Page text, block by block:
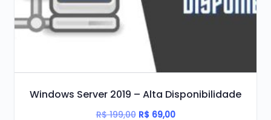
Windows Server 2019 – Alta Disponibilidade
R$199,00 O
R$ 69,00O